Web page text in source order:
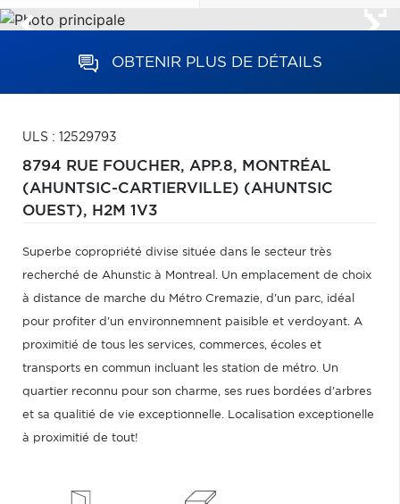
OBTENIR PLUS DE DÉTAILS
ULS : 12529793
8794 RUE FOUCHER, APP.8, MONTRÉAL
(AHUNTSIC-CARTIERVILLE) (AHUNTSIC
OUEST), H2M 1V3
Superbe copropriété divise située dans le secteur très
recherché de Ahunstic à Montreal. Un emplacement de choix
à distance de marche du Métro Cremazie, d'un parc, idéal
pour profiter d'un environnemnent paisible et verdoyant. A
proximitié de tous les services, commerces, écoles et
transports en commun incluant les station de métro. Un
quartier reconnu pour son charme, ses rues bordées d'arbres
et sa qualitié de vie exceptionnelle. Localisation exceptionelle
à proximitié de tout!